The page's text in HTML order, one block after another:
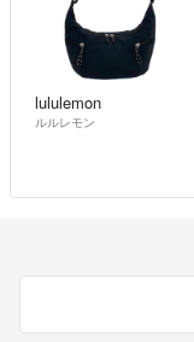
lululemon
ルルレモン